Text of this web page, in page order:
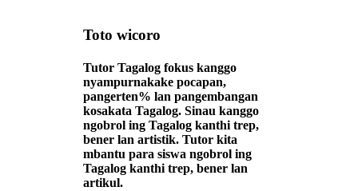
Toto wicoro
Tutor Tagalog fokus kanggo
nyampurnakake pocapan,
pangerten% lan pangembangan
kosakata Tagalog. Sinau kanggo
ngobrol ing Tagalog kanthi trep,
bener lan artistik. Tutor kita
mbantu para siswa ngobrol ing
Tagalog kanthi trep, bener lan
artikul.